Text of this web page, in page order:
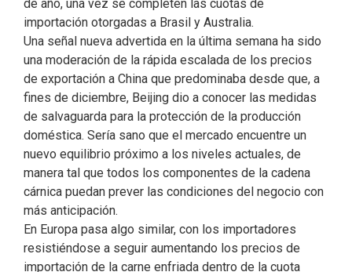
de año, una vez se completen las cuotas de
importación otorgadas a Brasil y Australia.
Una señal nueva advertida en la última semana ha sido
una moderación de la rápida escalada de los precios
de exportación a China que predominaba desde que, a
fines de diciembre, Beijing dio a conocer las medidas
de salvaguarda para la protección de la producción
doméstica. Sería sano que el mercado encuentre un
nuevo equilibrio próximo a los niveles actuales, de
manera tal que todos los componentes de la cadena
cárnica puedan prever las condiciones del negocio con
más anticipación.
En Europa pasa algo similar, con los importadores
resistiéndose a seguir aumentando los precios de
importación de la carne enfriada dentro de la cuota